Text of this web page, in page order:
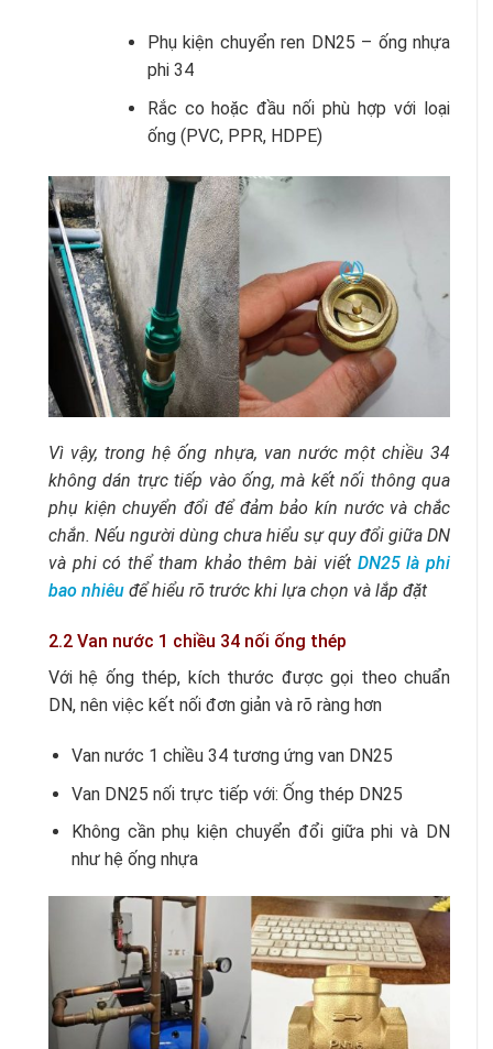
Phụ kiện chuyển ren DN25 – ống nhựa
phi 34
Rắc co hoặc đầu nối phù hợp với loại
ống (PVC, PPR, HDPE)
Vì vậy, trong hệ ống nhựa, van nước một chiều 34
không dán trực tiếp vào ống, mà kết nối thông qua
phụ kiện chuyển đổi để đảm bảo kín nước và chắc
chắn. Nếu người dùng chưa hiểu sự quy đổi giữa DN
và phi có thể tham khảo thêm bài viết DN25 là phi
bao nhiêu để hiểu rõ trước khi lựa chọn và lắp đặt
2.2 Van nước 1 chiều 34 nối ống thép
Với hệ ống thép, kích thước được gọi theo chuẩn
DN, nên việc kết nối đơn giản và rõ ràng hơn
Van nước 1 chiều 34 tương ứng van DN25
Van DN25 nối trực tiếp với: Ống thép DN25
Không cần phụ kiện chuyển đổi giữa phi và DN
như hệ ống nhựa